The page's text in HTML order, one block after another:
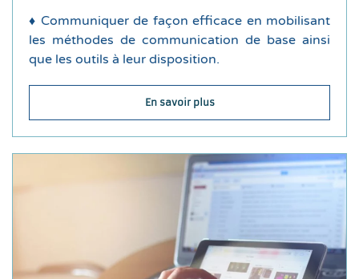
♦ Communiquer de façon efficace en mobilisant
les méthodes de communication de base ainsi
que les outils à leur disposition.
En savoir plus
Déroulement de la formation
Durée de la formation : 1 jour
Nous abordons :